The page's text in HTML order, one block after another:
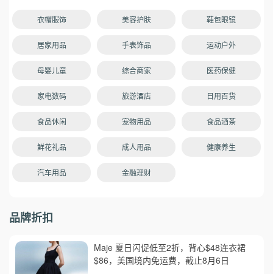
衣帽服饰 美容护肤 鞋包眼镜
居家用品 手表饰品 运动户外
母婴儿童 综合商家 医药保健
家电数码 旅游酒店 日用百货
食品休闲 宠物用品 食品酒茶
鲜花礼品 成人用品 健康养生
汽车用品 金融理财
品牌折扣
Maje 夏日闪促低至2折，背心$48连衣裙
$86，美国境内免运费，截止8月6日